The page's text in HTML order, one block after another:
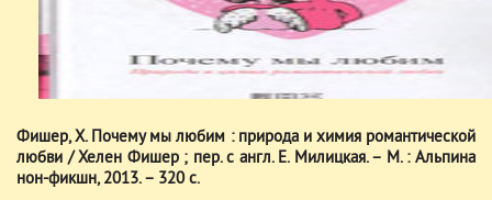
Фишер, Х. Почему мы любим : природа и химия романтической
любви / Хелен Фишер ; пер. с англ. Е. Милицкая. – М. : Альпина
нон-фикшн, 2013. – 320 с.